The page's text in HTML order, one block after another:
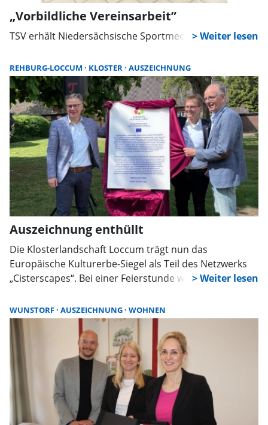
„Vorbildliche Vereinsarbeit”
TSV erhält Niedersächsische Sportmedaille
REHBURG-LOCCUM KLOSTER AUSZEICHNUNG
Auszeichnung enthüllt
Die Klosterlandschaft Loccum trägt nun das
Europäische Kulturerbe-Siegel als Teil des Netzwerks
„Cisterscapes“. Bei einer Feierstunde wurde die
grenzüberschreitende Bedeutung zisterziensischer
Kulturlandschaften und ihre Spuren in Europa.
WUNSTORF AUSZEICHNUNG WOHNEN